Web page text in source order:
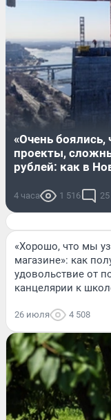
«Очень боялись,
проекты,
рублей: как в
4 часа 1 516 25
«Хорошо, что мы
магазине»: как
удовольствие от
канцелярии к
26 июля 4 508